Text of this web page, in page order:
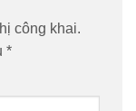
công khai.
*